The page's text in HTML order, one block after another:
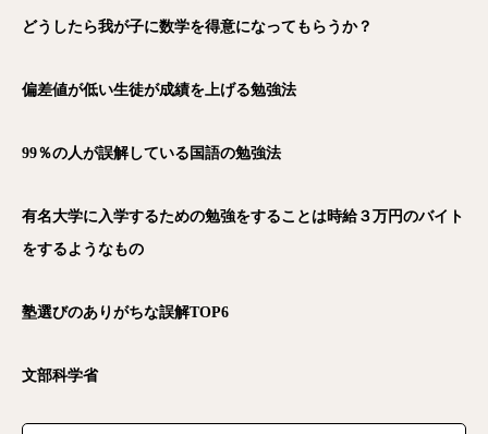
どうしたら我が子に数学を得意になってもらうか？
偏差値が低い生徒が成績を上げる勉強法
99％の人が誤解している国語の勉強法
有名大学に入学するための勉強をすることは時給３万円のバイト
をするようなもの
塾選びのありがちな誤解TOP6
文部科学省